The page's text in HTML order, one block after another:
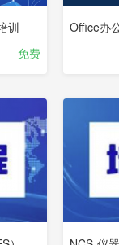
训
免费
Office办